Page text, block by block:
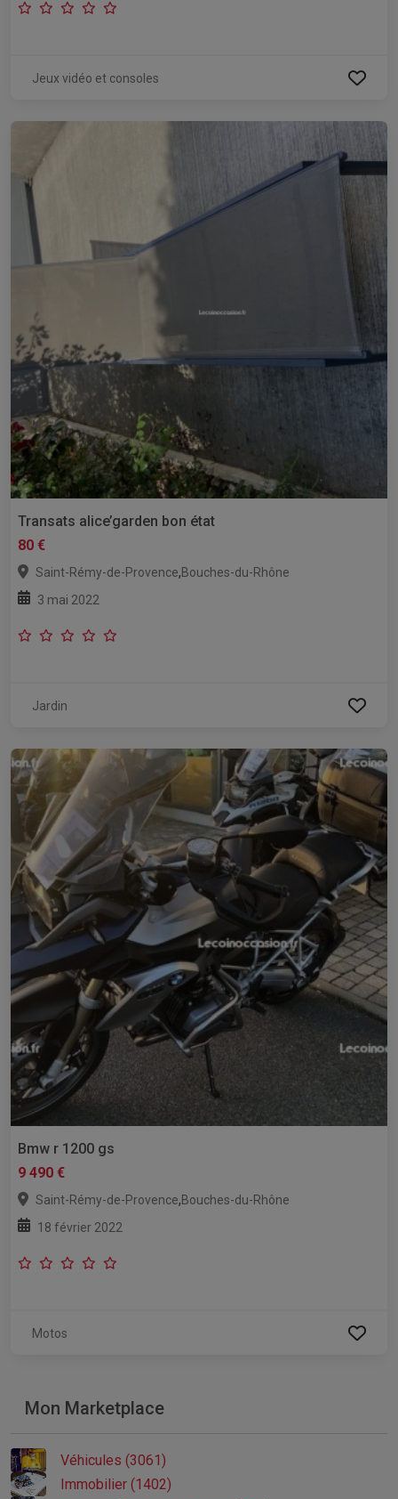
Jeux vidéo et consoles
Transats alice’garden bon état
80 €
Saint-Rémy-de-Provence,Bouches-du-Rhône
3 mai 2022
Jardin
Bmw r 1200 gs
9 490 €
Saint-Rémy-de-Provence,Bouches-du-Rhône
18 février 2022
Motos
Mon Marketplace
Véhicules (3061)
Immobilier (1402)